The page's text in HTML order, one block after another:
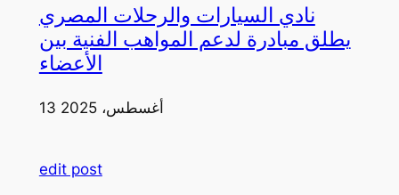
نادي السيارات والرحلات المصري
يطلق مبادرة لدعم المواهب الفنية بين
الأعضاء
13 أغسطس، 2025
edit post